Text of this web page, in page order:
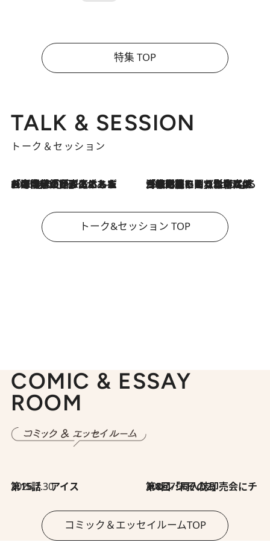
特集 TOP
TALK & SESSION
トーク＆セッション
2026.8.3
「今後値上げがあるとすれば…」「リスクがあるのは今年の冬」エネルギー専門家が語る、ホルムズ海峡封鎖が家庭にもたらす“ある心配” 2026.8.3
「住宅建てられない…」「サーチャージ料の高値が続いている」ホルムズ海峡封鎖による影響はいつまで続く？《エネルギー専門家に聞く“どうなる日本の暮らし”》
トーク&セッション TOP
COMIC & ESSAY
ROOM
2026.7.30
第15話 アイス 2026.7.30
第8回「同人誌即売会にチャレンジ その2」
コミック＆エッセイルームTOP